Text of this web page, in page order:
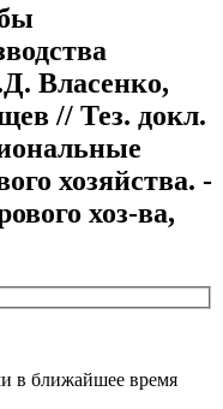
Власенко,
// Тез. докл.
хозяйства. -
хоз-ва,
в ближайшее время